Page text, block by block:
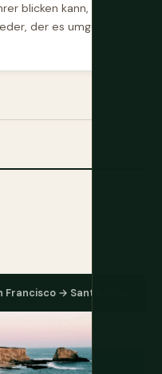
blicken kann, ohne
der es umgekehrt
Francisco → Santa Cruz